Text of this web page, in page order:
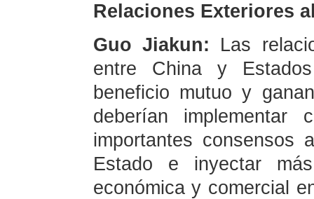
Relaciones Exteriores
Guo Jiakun: Las
entre China y
beneficio mutuo y
deberían implementar
importantes consensos
Estado e inyectar
económica y comercial